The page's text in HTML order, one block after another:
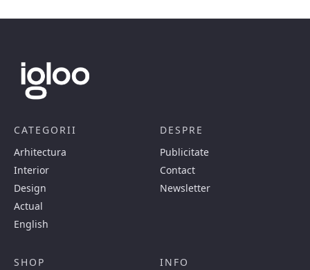
CATEGORII
Arhitectura
Interior
Design
Actual
English
DESPRE
Publicitate
Contact
Newsletter
SHOP
INFO